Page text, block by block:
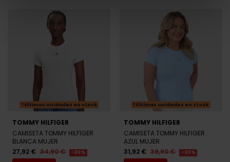
Últimas unidades en stock
TOMMY HILFIGER
BLANCA MUJER
27,92 € 34,90 € -20%
REBAJAS+
Últimas unidades en stock
TOMMY HILFIGER
AZUL MUJER
31,92 € 39,90 € -20%
REBAJAS+